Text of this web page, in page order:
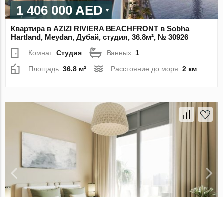
1 406 000 AED
Квартира в AZIZI RIVIERA BEACHFRONT в Sobha
Hartland, Meydan, Дубай, студия, 36.8м², № 30926
Комнат:Студия Ванных: 1
Площадь:36.8 м² Расстояние до моря:2 км